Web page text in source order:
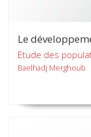
Le
Etude des
Baelhadj Merghoub